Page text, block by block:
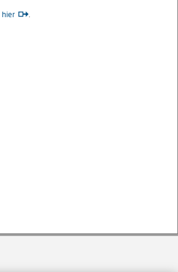
hier .